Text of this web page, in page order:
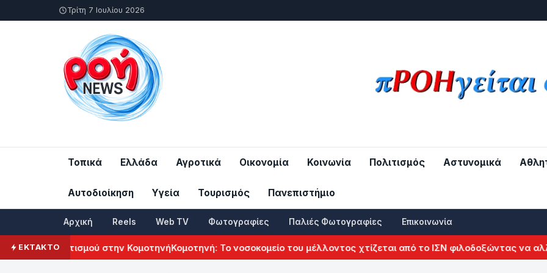
Τρίτη 7 Ιουλίου 2026
Τοπικά Ελλάδα Αγροτικά Οικονομία Κοινωνία Πολιτισμός Αστυνομικά
Αυτοδιοίκηση Υγεία Τουρισμός Πανεπιστήμιο
Αρχική Reels Web TV Φωτογραφίες Παλιές Φωτογραφίες Επικοινωνία
ΕΚΤΑΚΤΟ
Πολιτισμού στην ΚομοτηνήΚομοτηνή: Το νοσοκομείο του μέλλοντος χτίζεται από το ΙΣΝ φιλοδοξώντας να αλλάξει